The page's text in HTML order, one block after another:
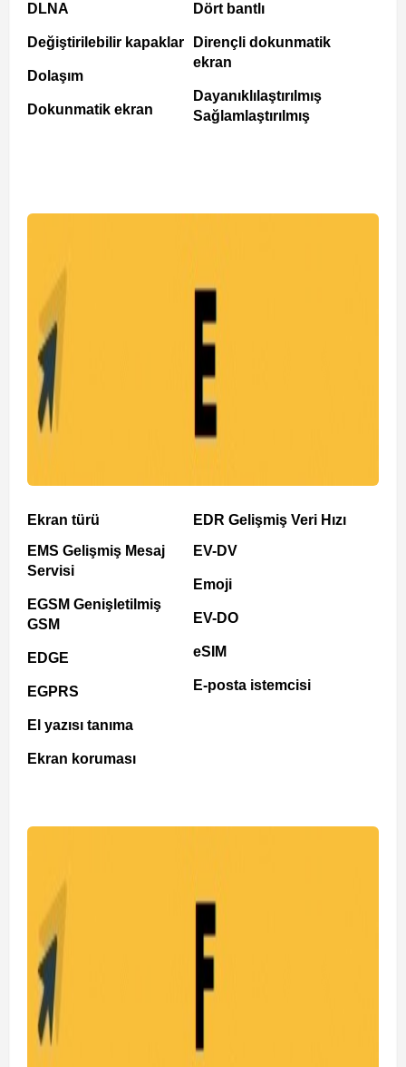
DLNA
Değiştirilebilir kapaklar
Dolaşım
Dokunmatik ekran
Dört bantlı
Dirençli dokunmatik
ekran
Dayanıklılaştırılmış
Sağlamlaştırılmış
Ekran türü
EMS Gelişmiş Mesaj
Servisi
EGSM Genişletilmiş
GSM
EDGE
EGPRS
El yazısı tanıma
Ekran koruması
EDR Gelişmiş Veri Hızı
EV-DV
Emoji
EV-DO
eSIM
E-posta istemcisi